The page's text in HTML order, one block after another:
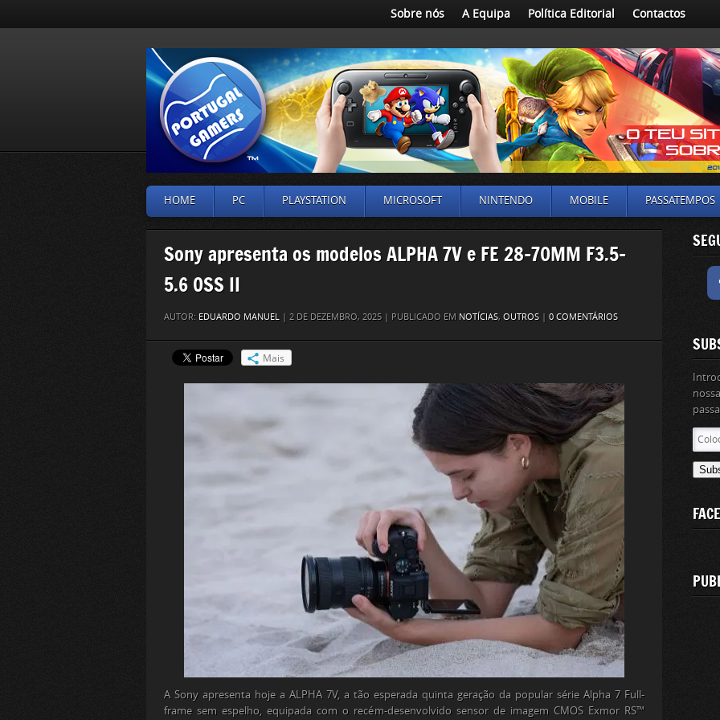
Sobre nós A Equipa Política Editorial Contactos
HOME PC PLAYSTATION MICROSOFT NINTENDO MOBILE PASSATEMPOS
Sony apresenta os modelos ALPHA 7V e FE 28-70MM F3.5-
5.6 OSS II
AUTOR: EDUARDO MANUEL | 2 DE DEZEMBRO, 2025 | PUBLICADO EM NOTÍCIAS, OUTROS | 0 COMENTÁRIOS
Mais
A Sony apresenta hoje a ALPHA 7V, a tão esperada quinta geração da popular série Alpha 7 Full-
frame sem espelho, equipada com o recém-desenvolvido sensor de imagem CMOS Exmor RS™
aqui
o
de
email